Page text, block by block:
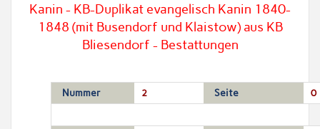
Kanin - KB-Duplikat evangelisch Kanin 1840-
1848 (mit Busendorf und Klaistow) aus KB
Bliesendorf - Bestattungen
Nummer 2 Seite 0